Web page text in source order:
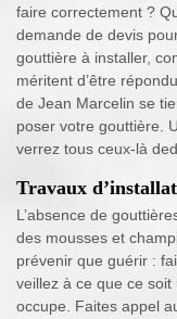
faire correctement ?
demande de devis
gouttière à installer,
méritent d’être
de Jean Marcelin se
poser votre gouttière.
verrez tous ceux-là
Travaux
L’absence de
des mousses et
prévenir que guérir :
veillez à ce que ce
occupe. Faites appel